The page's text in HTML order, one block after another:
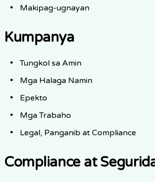
Makipag-ugnayan
Kumpanya
Tungkol sa Amin
Mga Halaga Namin
Epekto
Mga Trabaho
Legal, Panganib at Compliance
Compliance at